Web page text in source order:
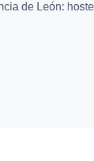
de León: